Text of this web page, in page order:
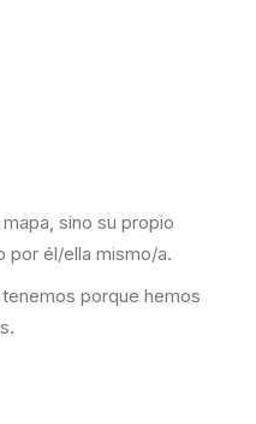
sino su propio
por él/ella mismo/a.
porque hemos